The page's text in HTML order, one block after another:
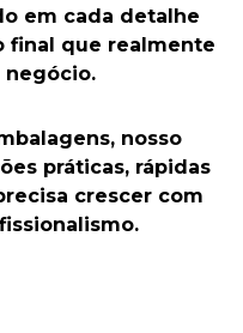
em cada detalhe
final que realmente
negócio.
nosso
práticas, rápidas
crescer com